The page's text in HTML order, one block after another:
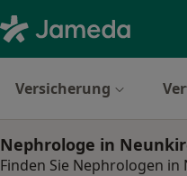
Versicherung
Nephrologe in
Finden Sie Nephrologen